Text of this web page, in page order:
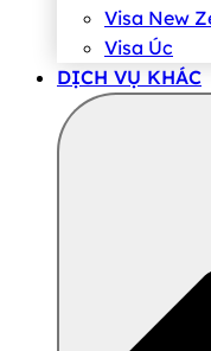
Visa New
Visa Úc
DỊCH VỤ KHÁC